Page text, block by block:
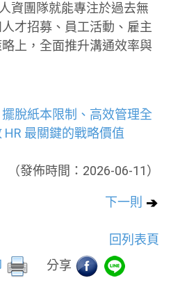
資團隊就能專注於過去無
才招募、員工活動、雇主
上，全面推升溝通效率與
脫紙本限制、高效管理全
HR 最關鍵的戰略價值
（發佈時間：2026-06-11）
下一則
回列表頁
分享